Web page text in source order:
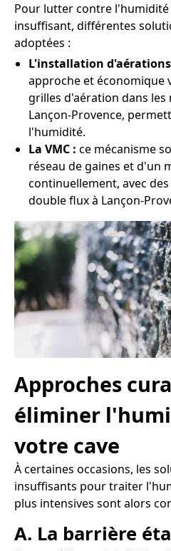
Pour lutter contre
insuffisant, différentes
adoptées :
L'installation
approche et économique
grilles d'aération dans les
Lançon-Provence,
l'humidité.
La VMC : ce mécanisme
réseau de gaines et d'un
continuellement, avec
double flux à Lançon-
Approches
éliminer
votre cave
À certaines occasions, les
insuffisants pour traiter
plus intensives sont alors
A. La barrière